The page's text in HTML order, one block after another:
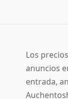
Los
anuncios
entrada,